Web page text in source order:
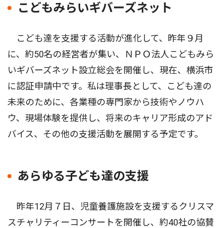
こどもみらいギバーズネット
こども達を支援する活動が進化して、昨年９月
に、約50名の経営者が集い、ＮＰＯ法人こどもみら
いギバーズネット設立総会を開催し、現在、横浜市
に認証申請中です。私は理事長として、こども達の
未来のために、各業種の専門家から技術やノウハ
ウ、現場体験を提供し、将来のキャリア形成のアド
バイス、その他の支援活動を展開する予定です。
あらゆる子ども達の支援
昨年12月７日、児童養護施設を支援するクリスマ
スチャリティーコンサートを開催し、約40社の協賛